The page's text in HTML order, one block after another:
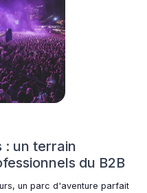
: un terrain
du B2B
un parc d'aventure parfait